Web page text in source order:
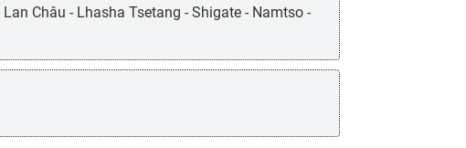
Lan Châu - Lhasha Tsetang - Shigate - Namtso -